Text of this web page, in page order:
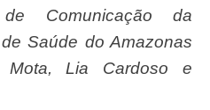
Saúde do Amazonas
Mota, Lia Cardoso e